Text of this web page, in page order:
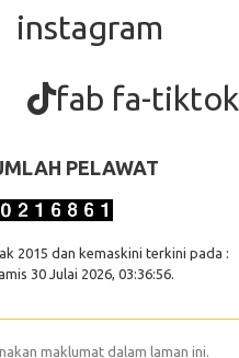
instagram
fab fa-tiktok
PELAWAT
2015 dan kemaskini terkini pada :
30 Julai 2026, 03:36:56.
maklumat dalam laman ini.